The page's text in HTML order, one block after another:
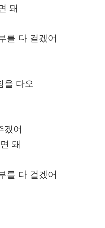
돼
를 다 걸겠어
다오
겠어
돼
를 다 걸겠어